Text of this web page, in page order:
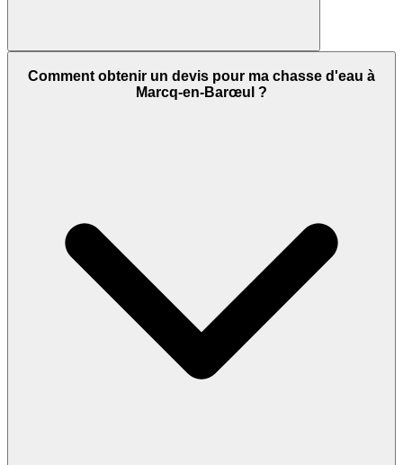
Comment obtenir un devis pour ma chasse d'eau à
Marcq-en-Barœul ?